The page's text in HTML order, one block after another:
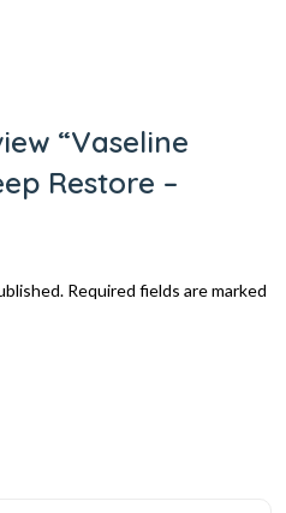
“Vaseline
Restore –
Required fields are marked